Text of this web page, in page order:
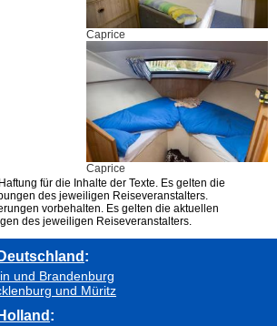
Caprice
Caprice
für die Inhalte der Texte. Es gelten die
des jeweiligen Reiseveranstalters.
vorbehalten. Es gelten die aktuellen
des jeweiligen Reiseveranstalters.
:
und Brandenburg
und Müritz
: